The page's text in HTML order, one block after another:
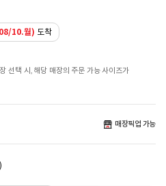
10.월) 도착
선택 시, 해당 매장의 주문 가능 사이즈가
매장픽업 가능